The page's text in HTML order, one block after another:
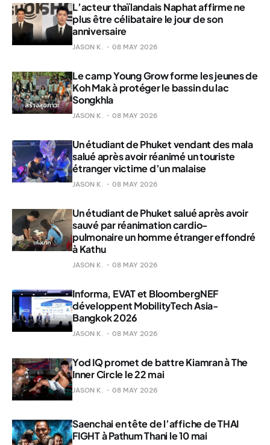
L’acteur thaïlandais Naphat affirme ne
plus être célibataire le jour de son
anniversaire
JASON K. 08 MAY 2026
Le camp Young Grow forme les jeunes de
Koh Mak à protéger le bassin du lac
Songkhla
JASON K. 08 MAY 2026
Un étudiant de Phuket vendant des mala
salué après avoir réanimé un touriste
étranger victime d’un malaise
JASON K. 08 MAY 2026
Un étudiant de Phuket salué après avoir
sauvé par réanimation cardio-
pulmonaire un homme étranger effondré
à Kathu
JASON K. 08 MAY 2026
Informa, EVAT et BloombergNEF
développent MobilityTech Asia-
Bangkok 2026
JASON K. 08 MAY 2026
Yod IQ promet de battre Kiamran à The
Inner Circle le 22 mai
JASON K. 08 MAY 2026
Saenchai en tête de l’affiche de THAI
FIGHT à Pathum Thani le 10 mai